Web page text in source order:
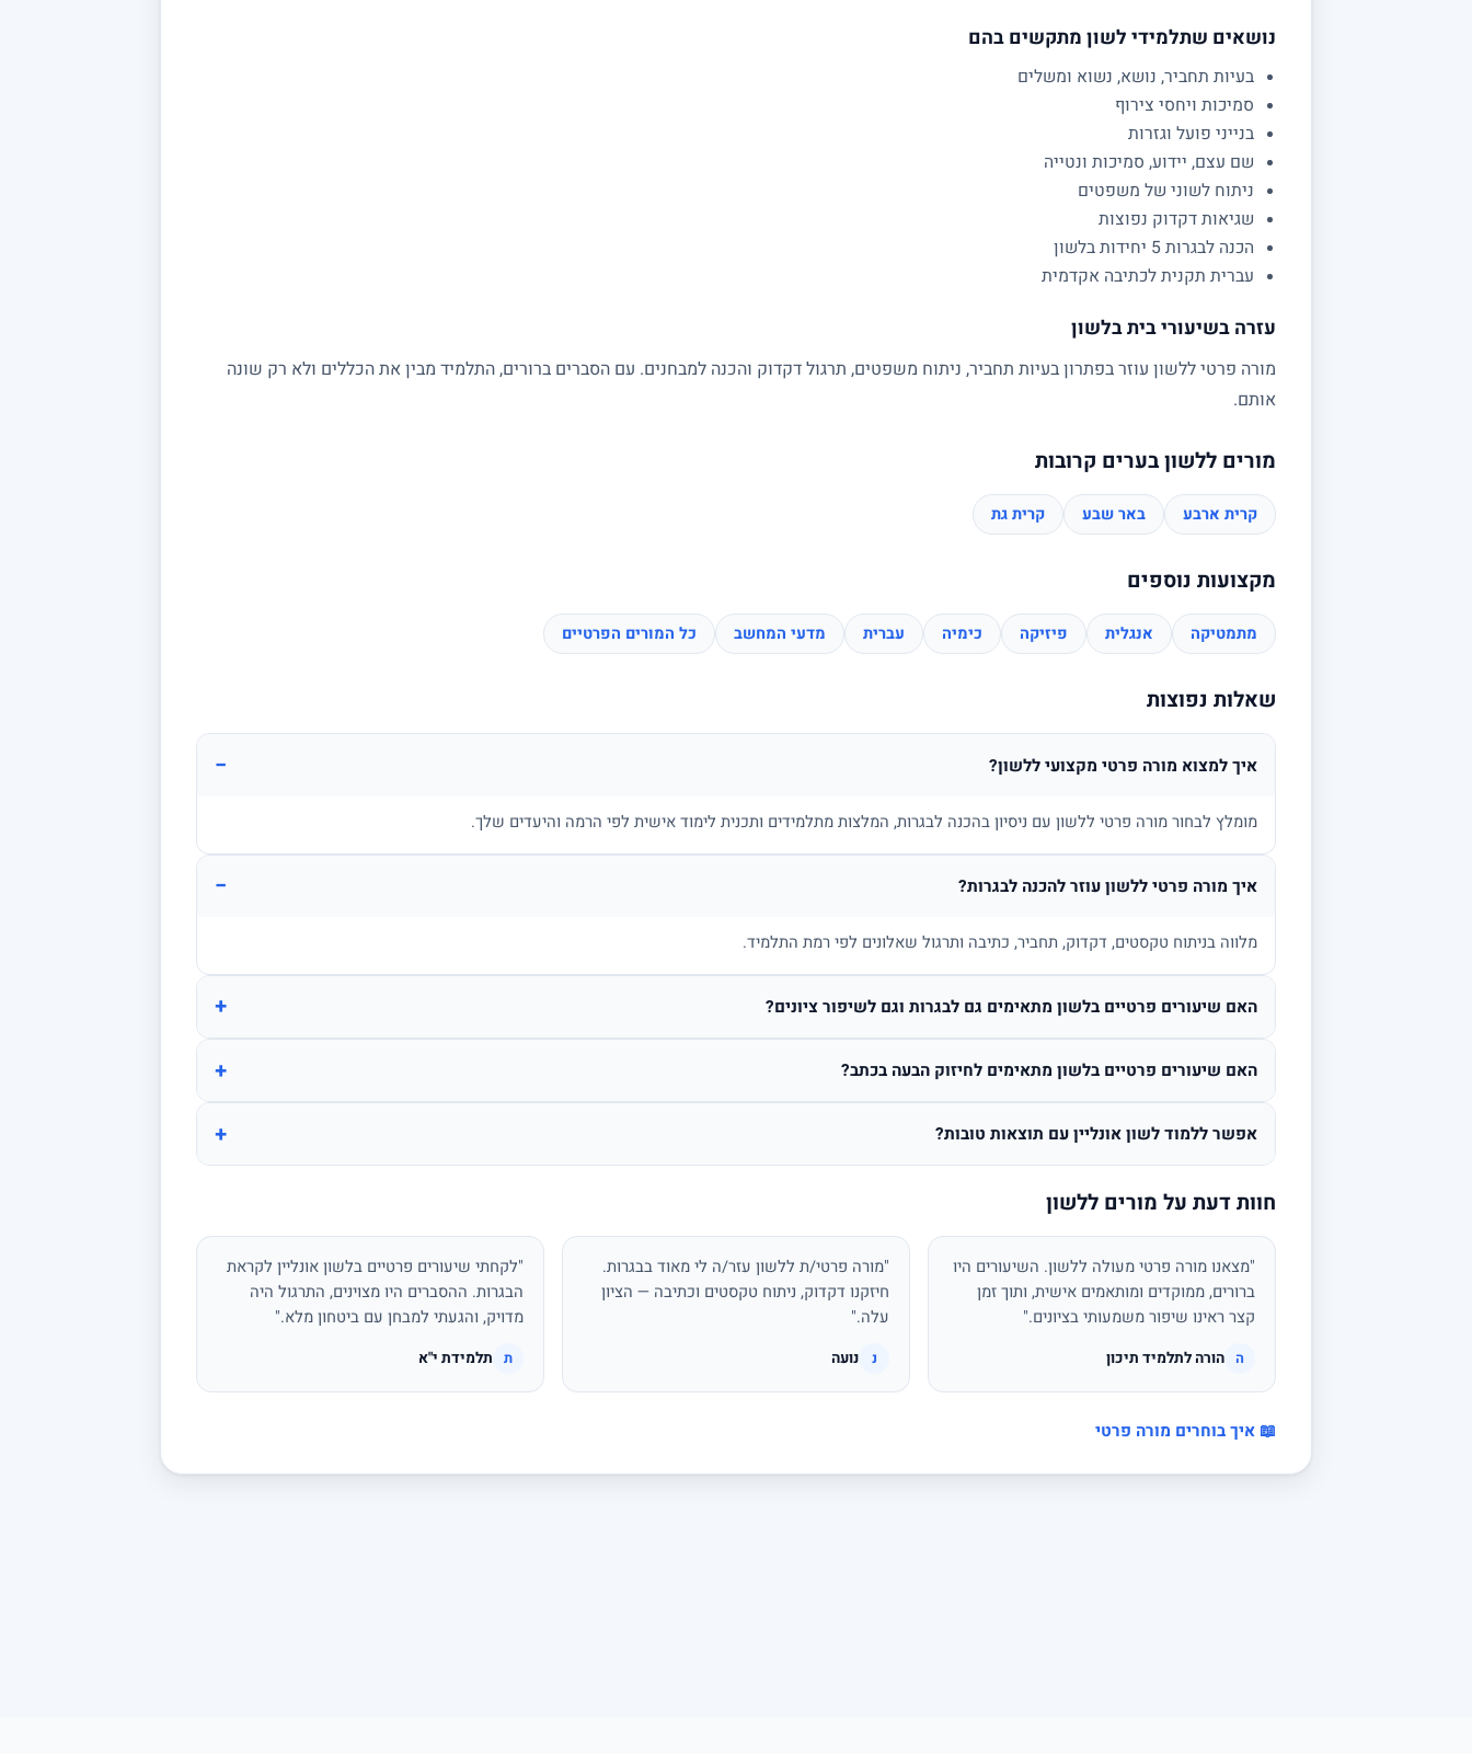
נושאים שתלמידי לשון מתקשים בהם
בעיות תחביר, נושא, נשוא ומשלים
סמיכות ויחסי צירוף
בנייני פועל וגזרות
שם עצם, יידוע, סמיכות ונטייה
ניתוח לשוני של משפטים
שגיאות דקדוק נפוצות
הכנה לבגרות 5 יחידות בלשון
עברית תקנית לכתיבה אקדמית
עזרה בשיעורי בית בלשון
מורה פרטי ללשון עוזר בפתרון בעיות תחביר, ניתוח משפטים, תרגול דקדוק והכנה למבחנים. עם הסברים ברורים, התלמיד מבין את הכללים ולא רק שונה
אותם.
מורים ללשון בערים קרובות
קרית ארבע באר שבע קרית גת
מקצועות נוספים
מתמטיקה אנגלית פיזיקה כימיה עברית מדעי המחשב כל המורים הפרטיים
שאלות נפוצות
איך למצוא מורה פרטי מקצועי ללשון? −
מומלץ לבחור מורה פרטי ללשון עם ניסיון בהכנה לבגרות, המלצות מתלמידים ותכנית לימוד אישית לפי הרמה והיעדים שלך.
איך מורה פרטי ללשון עוזר להכנה לבגרות? −
מלווה בניתוח טקסטים, דקדוק, תחביר, כתיבה ותרגול שאלונים לפי רמת התלמיד.
האם שיעורים פרטיים בלשון מתאימים גם לבגרות וגם לשיפור ציונים? +
האם שיעורים פרטיים בלשון מתאימים לחיזוק הבעה בכתב? +
אפשר ללמוד לשון אונליין עם תוצאות טובות? +
חוות דעת על מורים ללשון
"מצאנו מורה פרטי מעולה ללשון. השיעורים היו
ברורים, ממוקדים ומותאמים אישית, ותוך זמן
קצר ראינו שיפור משמעותי בציונים."
ה הורה לתלמיד תיכון
"מורה פרטי/ת ללשון עזר/ה לי מאוד בבגרות.
חיזקנו דקדוק, ניתוח טקסטים וכתיבה — הציון
עלה."
נ נועה
"לקחתי שיעורים פרטיים בלשון אונליין לקראת
הבגרות. ההסברים היו מצוינים, התרגול היה
מדויק, והגעתי למבחן עם ביטחון מלא."
ת תלמידת י"א
📖 איך בוחרים מורה פרטי